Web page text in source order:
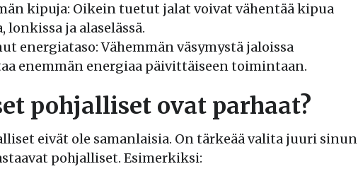
kipuja: Oikein tuetut jalat voivat vähentää kipua
lonkissa ja alaselässä.
energiataso: Vähemmän väsymystä jaloissa
enemmän energiaa päivittäiseen toimintaan.
pohjalliset ovat parhaat?
eivät ole samanlaisia. On tärkeää valita juuri sinun
pohjalliset. Esimerkiksi: